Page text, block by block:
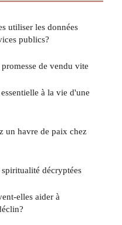
utiliser les données
publics?
de vendu vite
à la vie d'une
un havre de paix chez
décryptées
elles aider à